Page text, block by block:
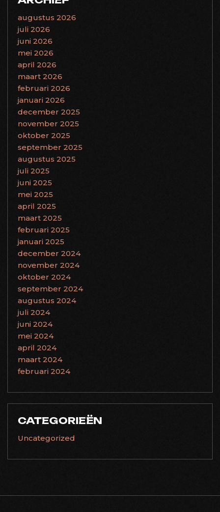
augustus 2026
juli 2026
juni 2026
mei 2026
april 2026
maart 2026
februari 2026
januari 2026
december 2025
november 2025
oktober 2025
september 2025
augustus 2025
juli 2025
juni 2025
mei 2025
april 2025
maart 2025
februari 2025
januari 2025
december 2024
november 2024
oktober 2024
september 2024
augustus 2024
juli 2024
juni 2024
mei 2024
april 2024
maart 2024
februari 2024
CATEGORIEËN
Uncategorized